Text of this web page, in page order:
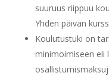
suuruus riippuu
Yhden päivän
Koulutustuki on
minimoimiseen eli